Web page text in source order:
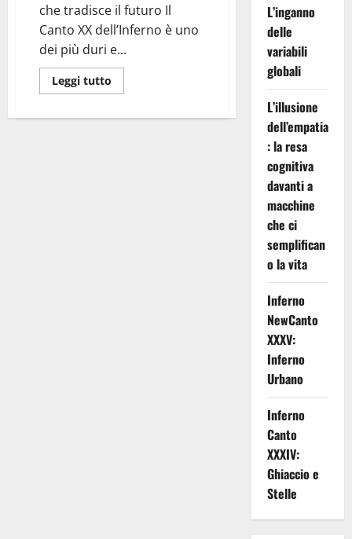
che tradisce il futuro Il
Canto XX dell’Inferno è uno
dei più duri e...
Leggi tutto
di
Inferno
L’inganno
delle
variabili
globali
L’illusione
dell’empatia
: la resa
cognitiva
davanti a
macchine
che ci
semplifican
o la vita
Inferno
NewCanto
XXXV:
Inferno
Urbano
Inferno
Canto
XXXIV:
Ghiaccio e
Stelle